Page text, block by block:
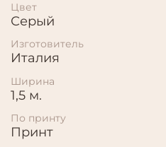
Цвет
Серый
Изготовитель
Италия
Ширина
1,5 м.
По принту
Принт